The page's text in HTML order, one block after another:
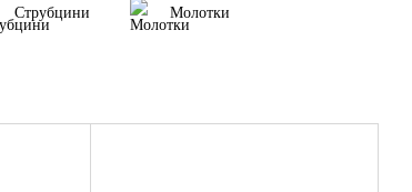
Струбцини Молотки